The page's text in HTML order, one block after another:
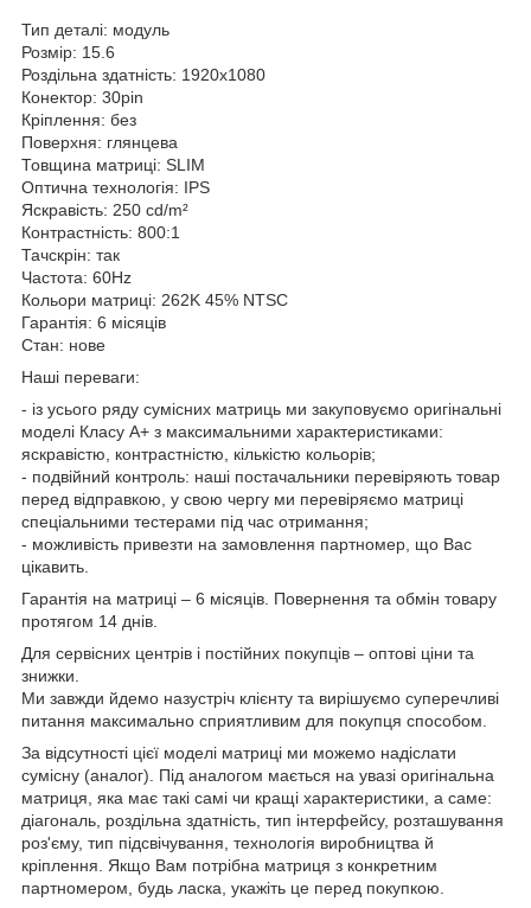
Тип деталі: модуль
Розмір: 15.6
Роздільна здатність: 1920x1080
Конектор: 30pin
Кріплення: без
Поверхня: глянцева
Товщина матриці: SLIM
Оптична технологія: IPS
Яскравість: 250 cd/m²
Контрастність: 800:1
Тачскрін: так
Частота: 60Hz
Кольори матриці: 262K 45% NTSC
Гарантія: 6 місяців
Стан: нове
Наші переваги:
- із усього ряду сумісних матриць ми закуповуємо оригінальні
моделі Класу А+ з максимальними характеристиками:
яскравістю, контрастністю, кількістю кольорів;
- подвійний контроль: наші постачальники перевіряють товар
перед відправкою, у свою чергу ми перевіряємо матриці
спеціальними тестерами під час отримання;
- можливість привезти на замовлення партномер, що Вас
цікавить.
Гарантія на матриці – 6 місяців. Повернення та обмін товару
протягом 14 днів.
Для сервісних центрів і постійних покупців – оптові ціни та
знижки.
Ми завжди йдемо назустріч клієнту та вирішуємо суперечливі
питання максимально сприятливим для покупця способом.
За відсутності цієї моделі матриці ми можемо надіслати
сумісну (аналог). Під аналогом мається на увазі оригінальна
матриця, яка має такі самі чи кращі характеристики, а саме:
діагональ, роздільна здатність, тип інтерфейсу, розташування
роз'єму, тип підсвічування, технологія виробництва й
кріплення. Якщо Вам потрібна матриця з конкретним
партномером, будь ласка, укажіть це перед покупкою.